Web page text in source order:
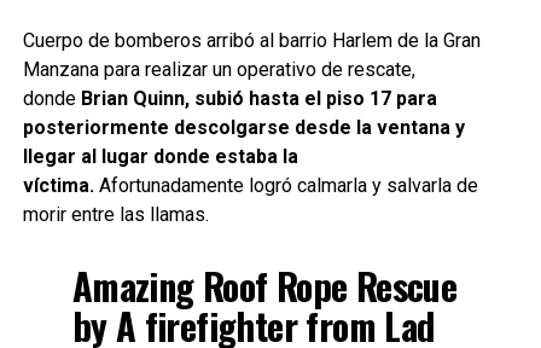
Cuerpo de bomberos arribó al barrio Harlem de la Gran
Manzana para realizar un operativo de rescate,
dondeBrian Quinn, subió hasta el piso 17 para
posteriormente descolgarse desde la ventana y
llegar al lugar donde estaba la
víctima.Afortunadamente logró calmarla y salvarla de
morir entre las llamas.
Amazing Roof Rope Rescue
by A firefighter from Lad